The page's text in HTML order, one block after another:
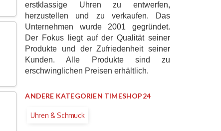
erstklassige Uhren zu entwerfen,
herzustellen und zu verkaufen. Das
Unternehmen wurde 2001 gegründet.
Der Fokus liegt auf der Qualität seiner
Produkte und der Zufriedenheit seiner
Kunden. Alle Produkte sind zu
erschwinglichen Preisen erhältlich.
ANDERE KATEGORIEN TIMESHOP24
Uhren & Schmuck